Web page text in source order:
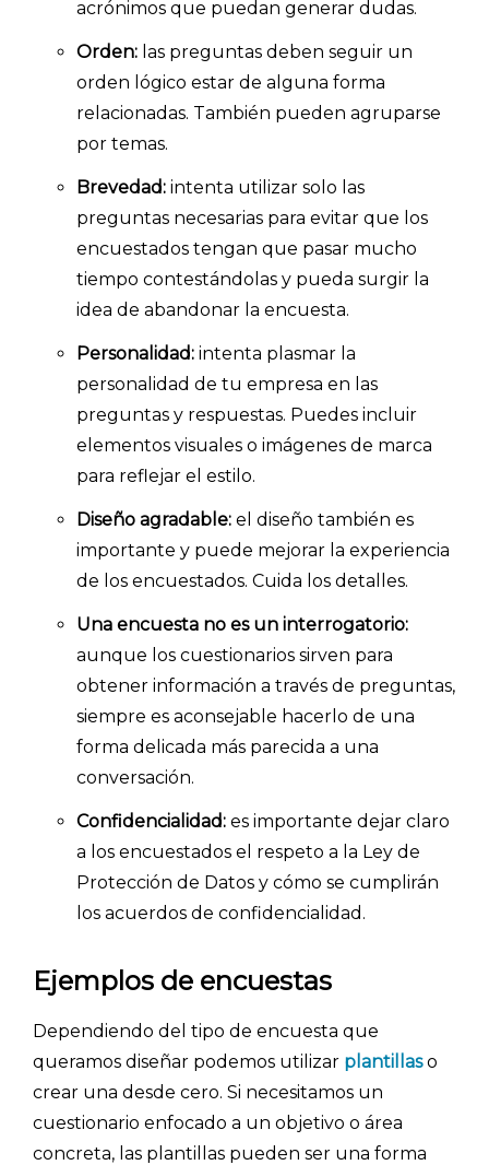
Explorar categorías:
- Artículos destacados
- Consejos para tu encuesta
- Encuesta.com
- Encuestas de NPS
- Encuestas de recursos humanos
- Encuestas de satisfacción de cliente
- Inteligencia artificial
- Investigación de mercados
- Marketing y encuestas
acrónimos que puedan generar dudas.
Orden: las preguntas deben seguir un
orden lógico estar de alguna forma
relacionadas. También pueden agruparse
por temas.
Brevedad: intenta utilizar solo las
preguntas necesarias para evitar que los
encuestados tengan que pasar mucho
tiempo contestándolas y pueda surgir la
idea de abandonar la encuesta.
Personalidad: intenta plasmar la
personalidad de tu empresa en las
preguntas y respuestas. Puedes incluir
elementos visuales o imágenes de marca
para reflejar el estilo.
Diseño agradable: el diseño también es
importante y puede mejorar la experiencia
de los encuestados. Cuida los detalles.
Una encuesta no es un interrogatorio:
aunque los cuestionarios sirven para
obtener información a través de preguntas,
siempre es aconsejable hacerlo de una
forma delicada más parecida a una
conversación.
Confidencialidad: es importante dejar claro
a los encuestados el respeto a la Ley de
Protección de Datos y cómo se cumplirán
los acuerdos de confidencialidad.
Ejemplos de encuestas
Dependiendo del tipo de encuesta que
queramos diseñar podemos utilizar plantillaso
crear una desde cero. Si necesitamos un
cuestionario enfocado a un objetivo o área
concreta, las plantillas pueden ser una forma